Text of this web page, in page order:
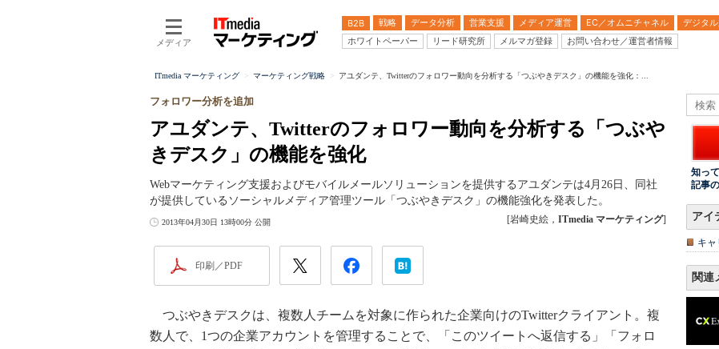
メディア
B2B 戦略 データ分析 営業支援 メディア運営 EC／オムニチャネル デジタ
ホワイトペーパー
リード研究所 メルマガ登録 お問い合わせ／運営者情報
ITmedia マーケティング マーケティング戦略 アユダンテ、Twitterのフォロワー動向を分析する「つぶやきデスク」の機能を強化：...
アユダンテ、Twitterのフォロワー動向を分析する「つぶや
きデスク」の機能を強化
フォロワー分析を追加
Webマーケティング支援およびモバイルメールソリューションを提供するアユダンテは4月26日、同社
が提供しているソーシャルメディア管理ツール「つぶやきデスク」の機能強化を発表した。
2013年04月30日 13時00分 公開 [岩崎史絵， ITmedia マーケティング]
印刷／PDF
つぶやきデスクは、複数人チームを対象に作られた企業向けのTwitterクライアント。複
数人で、1つの企業アカウントを管理することで、「このツイートへ返信する」「フォロ
知っ
記事
アイ
キ
関連